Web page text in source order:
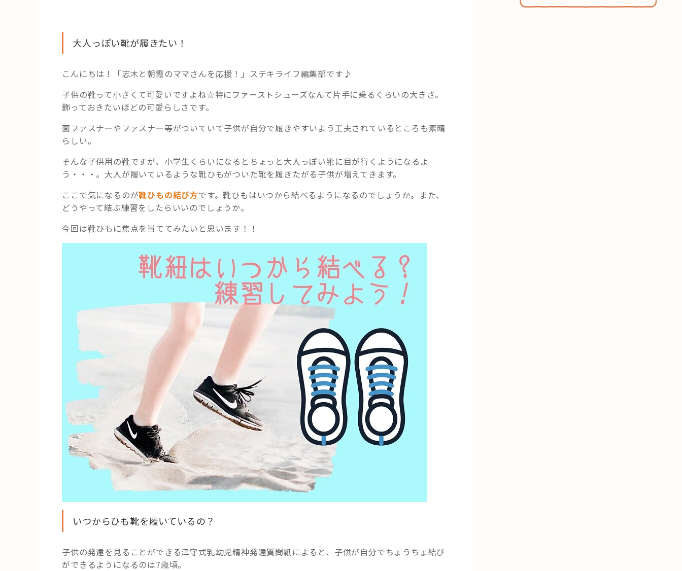
大人っぽい靴が履きたい！
こんにちは！「志木と朝霞のママさんを応援！」ステキライフ編集部です♪
子供の靴って小さくて可愛いですよね☆特にファーストシューズなんて片手に乗るくらいの大きさ。
飾っておきたいほどの可愛らしさです。
面ファスナーやファスナー等がついていて子供が自分で履きやすいよう工夫されているところも素晴
らしい。
そんな子供用の靴ですが、小学生くらいになるとちょっと大人っぽい靴に目が行くようになるよ
う・・・。大人が履いているような靴ひもがついた靴を履きたがる子供が増えてきます。
ここで気になるのが靴ひもの結び方です。靴ひもはいつから結べるようになるのでしょうか。また、
どうやって結ぶ練習をしたらいいのでしょうか。
今回は靴ひもに焦点を当ててみたいと思います！！
いつからひも靴を履いているの？
子供の発達を見ることができる津守式乳幼児精神発達質問紙によると、子供が自分でちょうちょ結び
ができるようになるのは7歳頃。